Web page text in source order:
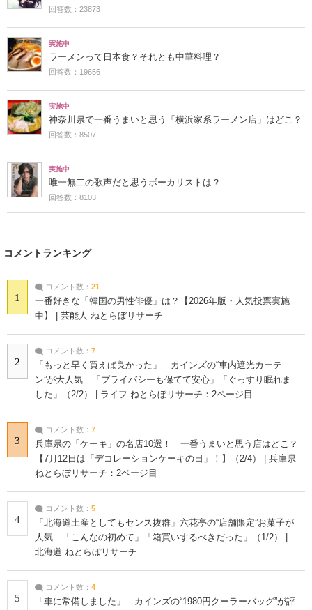
回答数：23873
実施中
ラーメンって日本食？それとも中華料理？
回答数：19656
実施中
神奈川県で一番うまいと思う「横浜家系ラーメン店」はどこ？
回答数：8507
実施中
唯一無二の歌声だと思うボーカリストは？
回答数：8103
コメントランキング
1
コメント数： 21
一番好きな「韓国の男性俳優」は？【2026年版・人気投票実施
中】 | 芸能人 ねとらぼリサーチ
2
コメント数： 7
「もっと早く買えば良かった」 カインズの“車内遮光カーテ
ン”が大人気 「プライバシーも保てて安心」「ぐっすり眠れま
した」（2/2） | ライフ ねとらぼリサーチ：2ページ目
3
コメント数： 7
兵庫県の「ケーキ」の名店10選！ 一番うまいと思う店はどこ？
【7月12日は「デコレーションケーキの日」！】（2/4） | 兵庫県
ねとらぼリサーチ：2ページ目
4
コメント数： 5
「北海道土産としてもセンス抜群」六花亭の“店舗限定”お菓子が
人気 「こんなの初めて」「箱買いするべきだった」（1/2） |
北海道 ねとらぼリサーチ
5
コメント数： 4
「車に常備しました」 カインズの“1980円クーラーバッグ”が評